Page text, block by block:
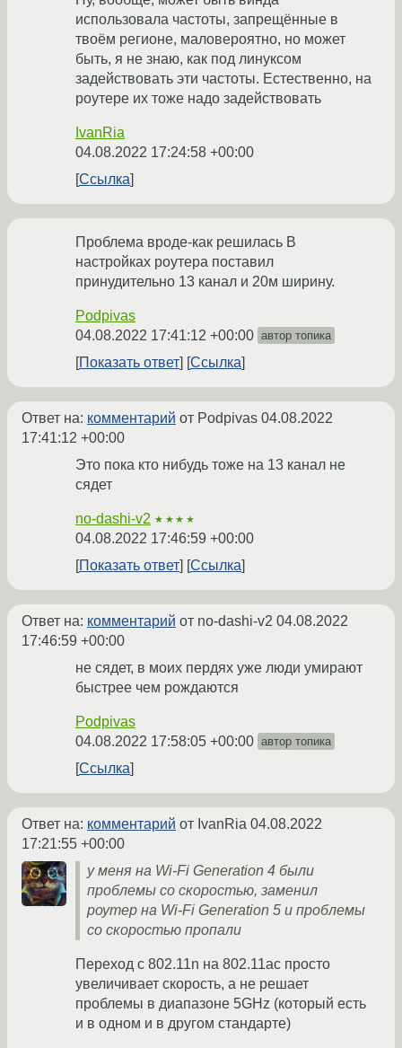
использовала частоты, запрещённые в
твоём регионе, маловероятно, но может
быть, я не знаю, как под линуксом
задействовать эти частоты. Естественно, на
роутере их тоже надо задействовать
IvanRia
04.08.2022 17:24:58 +00:00
Ссылка
Проблема вроде-как решилась В
настройках роутера поставил
принудительно 13 канал и 20м ширину.
Podpivas
04.08.2022 17:41:12 +00:00 автор топика
Показать ответ Ссылка
Ответ на: комментарий от Podpivas 04.08.2022
17:41:12 +00:00
Это пока кто нибудь тоже на 13 канал не
сядет
no-dashi-v2 ★★★★
04.08.2022 17:46:59 +00:00
Показать ответ
Ссылка
Ответ на: комментарий от no-dashi-v2 04.08.2022
17:46:59 +00:00
не сядет, в моих пердях уже люди умирают
быстрее чем рождаются
Podpivas
04.08.2022 17:58:05 +00:00 автор топика
Ссылка
Ответ на: комментарий от IvanRia 04.08.2022
17:21:55 +00:00
у меня на Wi-Fi Generation 4 были
проблемы со скоростью, заменил
роутер на Wi-Fi Generation 5 и проблемы
со скоростью пропали
Переход с 802.11n на 802.11ac просто
увеличивает скорость, а не решает
проблемы в диапазоне 5GHz (который есть
и в одном и в другом стандарте)